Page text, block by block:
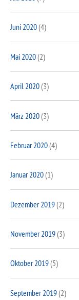
Juni 2020(4)
Mai 2020(2)
April 2020(3)
März 2020(3)
Februar 2020(4)
Januar 2020(1)
Dezember 2019(2)
November 2019(3)
Oktober 2019(5)
September 2019(2)